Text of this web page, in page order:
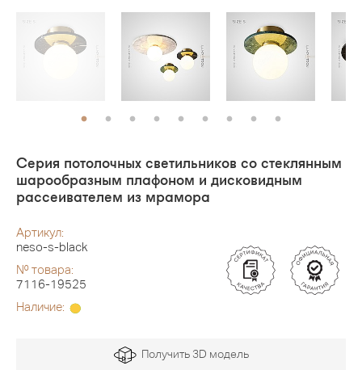
Серия потолочных светильников со стеклянным
шарообразным плафоном и дисковидным
рассеивателем из мрамора
Артикул:
neso-s-black
№ товара:
7116-19525
Наличие:
Получить 3D модель